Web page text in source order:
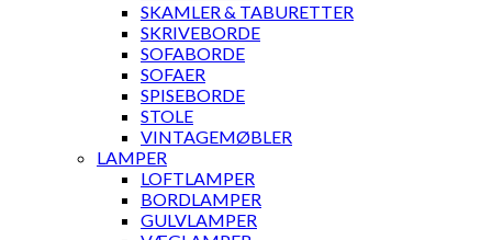
SKAMLER & TABURETTER
SKRIVEBORDE
SOFABORDE
SOFAER
SPISEBORDE
STOLE
VINTAGEMØBLER
LAMPER
LOFTLAMPER
BORDLAMPER
GULVLAMPER